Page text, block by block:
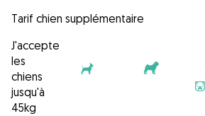
Tarif chien supplémentaire
J'accepte
les
chiens
jusqu'à
45kg